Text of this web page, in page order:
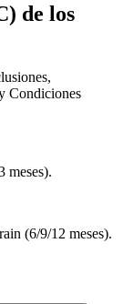
de los
Condiciones
meses).
(6/9/12 meses).